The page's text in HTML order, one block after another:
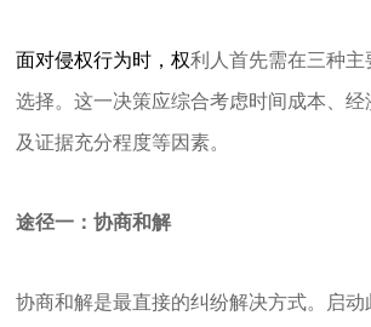
面对侵权行为时，权利人首先需在三种主
选择。这一决策应综合考虑时间成本、
及证据充分程度等因素。
途径一：协商和解
协商和解是最直接的纠纷解决方式。启动